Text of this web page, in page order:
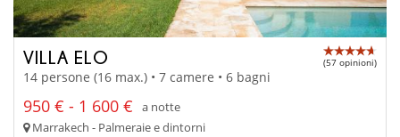
VILLA ELO (57 opinioni)
14 persone (16 max.) • 7 camere • 6 bagni
950 € - 1 600 €
a notte
Marrakech - Palmeraie e dintorni